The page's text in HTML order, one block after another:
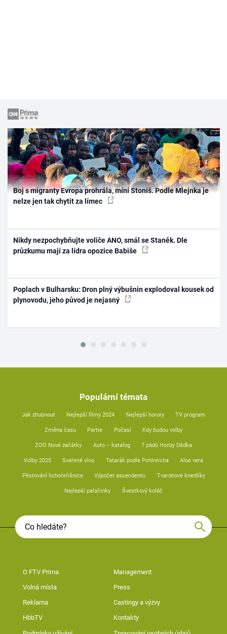
Boj s migranty Evropa prohrála, míní Stoniš. Podle Mlejnka je
nelze jen tak chytit za límec
Nikdy nezpochybňujte voliče ANO, smál se Staněk. Dle
průzkumu mají za lídra opozice Babiše
Poplach v Bulharsku: Dron plný výbušnin explodoval kousek od
plynovodu, jeho původ je nejasný
Populární témata
Jak zhubnout Nejlepší filmy 2024 Nejlepší horory TV program
Změna času Partie Počasí Kdy budou volby
ZOO Nové začátky Auto – katalog 7 pádů Honzy Dědka
Volby 2025 Svařené víno Tatarák podle Pohlreicha Aloe vera
Pěstování lichořeřišnice Výpočet ascendentu Tvarohové knedlíky
Nejlepší palačinky Švestkový koláč
O FTV Prima Management
Volná místa Press
Reklama Castingy a výzvy
HbbTV Kontakty